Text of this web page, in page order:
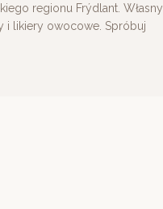
regionu Frýdlant. Własny
i likiery owocowe. Spróbuj